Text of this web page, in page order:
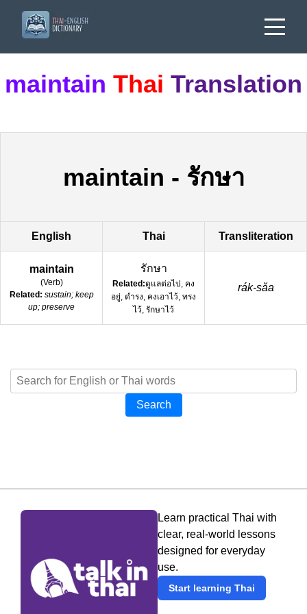
maintain Thai Translation
maintain - รักษา
English Thai Transliteration
maintain
(Verb)
Related: sustain; keep
up; preserve
รักษา
Related:ดูแลต่อไป, คง
อยู่, ดำรง, คงเอาไว้, ทรง
ไว้, รักษาไว้
rák-sǎa
Search
Learn practical Thai with
clear, real-world lessons
designed for everyday
use.
Start learning Thai